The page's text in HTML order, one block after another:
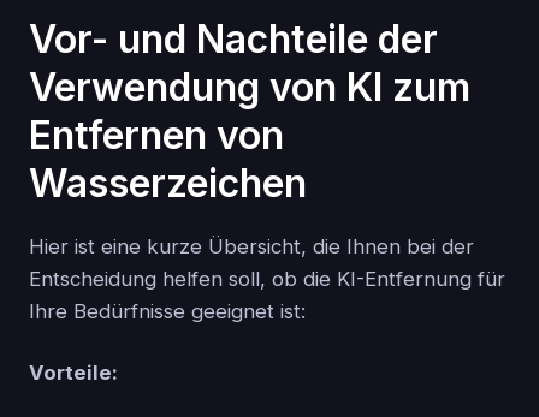
Vor- und Nachteile der
Verwendung von KI zum
Entfernen von
Wasserzeichen
Hier ist eine kurze Übersicht, die Ihnen bei der
Entscheidung helfen soll, ob die KI-Entfernung für
Ihre Bedürfnisse geeignet ist:
Vorteile: